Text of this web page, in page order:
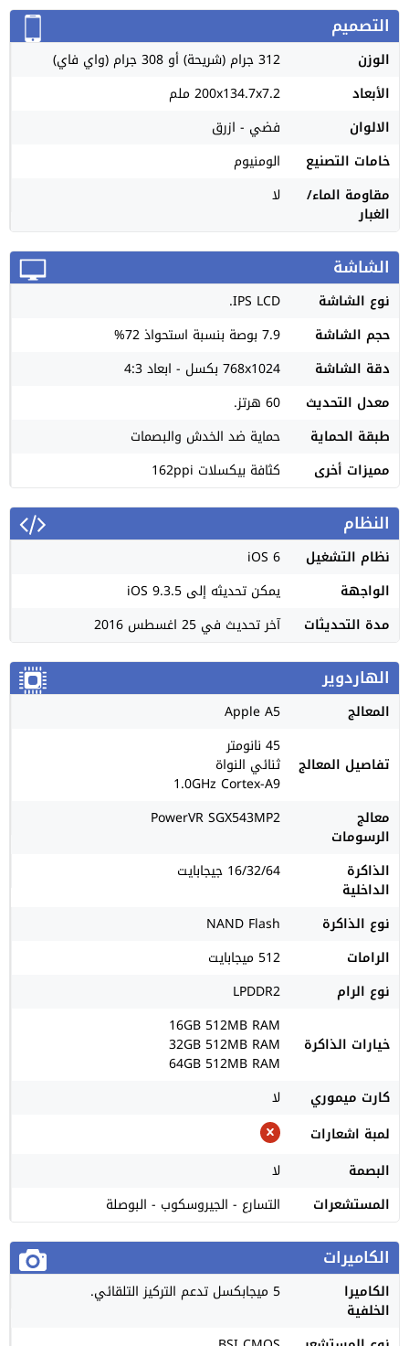
التصميم
الوزن
312 جرام (شريحة) أو 308 جرام (واي فاي)
الأبعاد
200x134.7x7.2 ملم
الالوان
فضي - ازرق
خامات التصنيع
الومنيوم
مقاومة الماء/
الغبار
لا
الشاشة
نوع الشاشة
IPS LCD.
حجم الشاشة
7.9 بوصة بنسبة استحواذ 72%
دقة الشاشة
768x1024 بكسل - ابعاد 4:3
معدل التحديث
60 هرتز.
طبقة الحماية
حماية ضد الخدش والبصمات
مميزات أخرى
كثافة بيكسلات 162ppi
النظام
نظام التشغيل
iOS 6
الواجهة
يمكن تحديثه إلى iOS 9.3.5
مدة التحديثات
آخر تحديث في 25 اغسطس 2016
الهاردوير
المعالج Apple A5
تفاصيل المعالج
45 نانومتر
ثنائي النواة
1.0GHz Cortex-A9
معالج
الرسومات
PowerVR SGX543MP2
الذاكرة
الداخلية
16/32/64 جيجابايت
نوع الذاكرة
NAND Flash
الرامات
512 ميجابايت
نوع الرام
LPDDR2
خيارات الذاكرة
16GB 512MB RAM
32GB 512MB RAM
64GB 512MB RAM
كارت ميموري
لا
لمبة اشعارات
البصمة
لا
المستشعرات
التسارع - الجيروسكوب - البوصلة
الكاميرات
الكاميرا
الخلفية
5 ميجابكسل تدعم التركيز التلقائي.